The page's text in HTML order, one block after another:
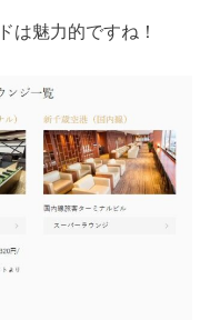
は魅力的ですね！